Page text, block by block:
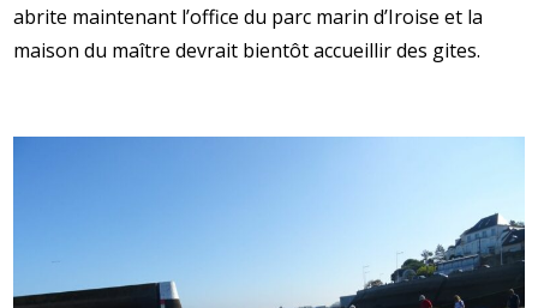
abrite maintenant l’office du parc marin d’Iroise et la
maison du maître devrait bientôt accueillir des gites.